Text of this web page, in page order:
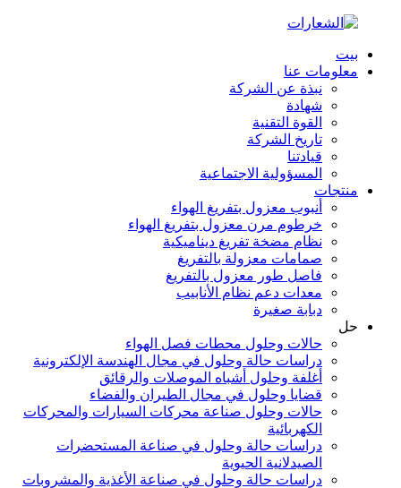
بيت
معلومات عنا
نبذة عن الشركة
شهادة
القوة التقنية
تاريخ الشركة
قيادتنا
المسؤولية الاجتماعية
منتجات
أنبوب معزول بتفريغ الهواء
خرطوم مرن معزول بتفريغ الهواء
نظام مضخة تفريغ ديناميكية
صمامات معزولة بالتفريغ
فاصل طور معزول بالتفريغ
معدات دعم نظام الأنابيب
دبابة صغيرة
حل
حالات وحلول محطات فصل الهواء
دراسات حالة وحلول في مجال الهندسة الإلكترونية
أغلفة وحلول أشباه الموصلات والرقائق
قضايا وحلول في مجال الطيران والفضاء
حالات وحلول صناعة محركات السيارات والمحركات
الكهربائية
دراسات حالة وحلول في صناعة المستحضرات
الصيدلانية الحيوية
دراسات حالة وحلول في صناعة الأغذية والمشروبات